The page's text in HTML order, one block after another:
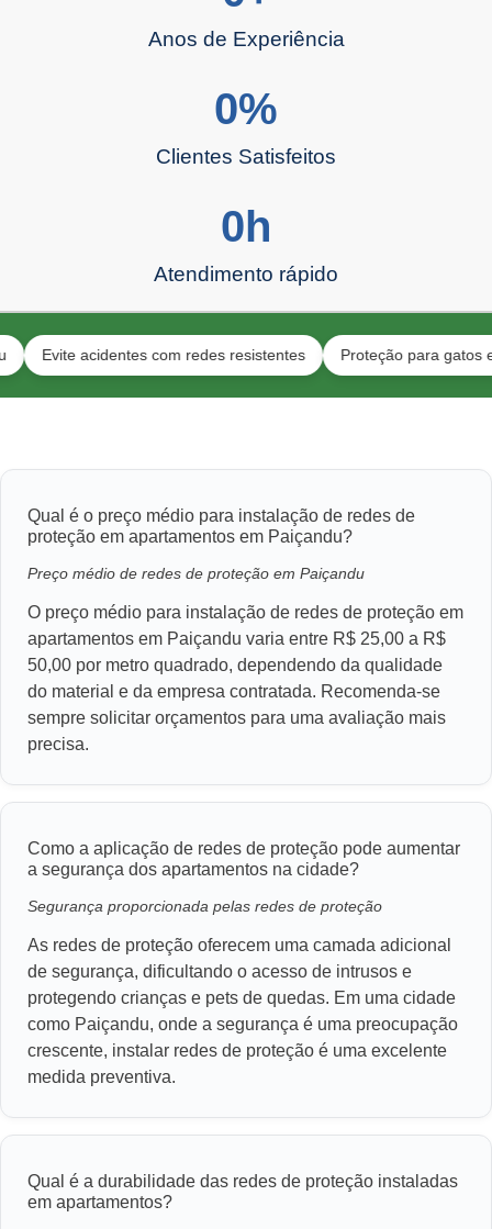
Anos de Experiência
Clientes Satisfeitos
0%
Atendimento rápido
0 h
acidentes com redes resistentes Proteção para gatos e toda
Qual é o preço médio para instalação de redes de
proteção em apartamentos em Paiçandu?
Preço médio de redes de proteção em Paiçandu
O preço médio para instalação de redes de proteção em
apartamentos em Paiçandu varia entre R$ 25,00 a R$
50,00 por metro quadrado, dependendo da qualidade
do material e da empresa contratada. Recomenda-se
sempre solicitar orçamentos para uma avaliação mais
precisa.
Como a aplicação de redes de proteção pode aumentar
a segurança dos apartamentos na cidade?
Segurança proporcionada pelas redes de proteção
As redes de proteção oferecem uma camada adicional
de segurança, dificultando o acesso de intrusos e
protegendo crianças e pets de quedas. Em uma cidade
como Paiçandu, onde a segurança é uma preocupação
crescente, instalar redes de proteção é uma excelente
medida preventiva.
Qual é a durabilidade das redes de proteção instaladas
em apartamentos?